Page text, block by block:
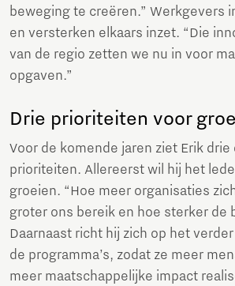
beweging te creëren.” Werkgevers
en versterken elkaars inzet. “Die
van de regio zetten we nu in voor
opgaven.”
Drie prioriteiten voor
Voor de komende jaren ziet Erik drie
prioriteiten. Allereerst wil hij het
groeien. “Hoe meer organisaties
groter ons bereik en hoe sterker de
Daarnaast richt hij zich op het
de programma’s, zodat ze meer
meer maatschappelijke impact